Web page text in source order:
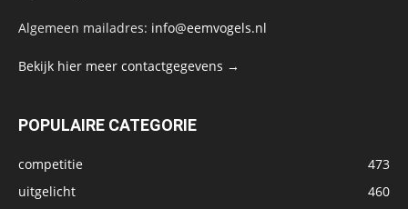
Algemeen mailadres: info@eemvogels.nl
Bekijk hier meer contactgegevens →
POPULAIRE CATEGORIE
competitie
473
uitgelicht
460